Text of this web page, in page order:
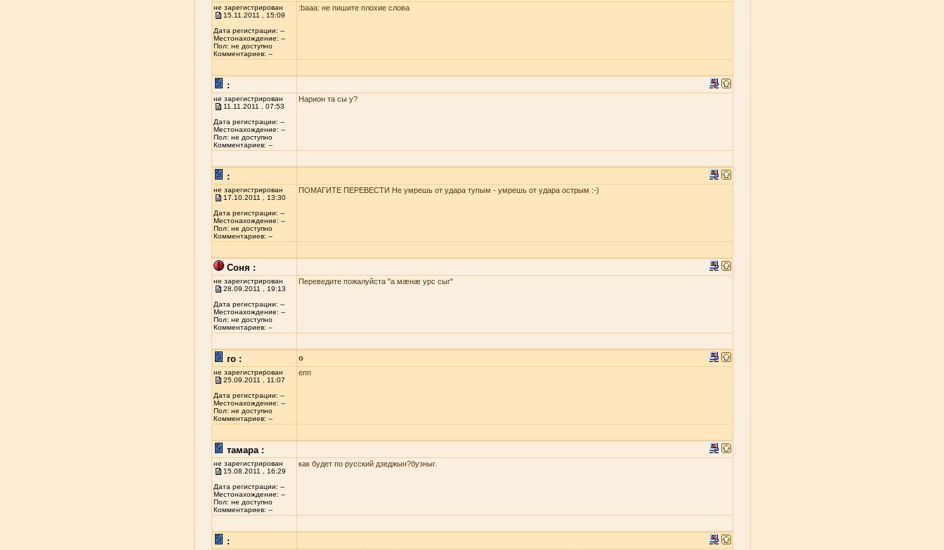
не зарегистрирован
15.11.2011 , 15:09
Дата регистрации: --
Местонахождение: --
Пол: не доступно
Комментариев: --
:baaa: не пишите плохие слова
:
не зарегистрирован
11.11.2011 , 07:53
Дата регистрации: --
Местонахождение: --
Пол: не доступно
Комментариев: --
Нарион та сы у?
:
не зарегистрирован
17.10.2011 , 13:30
Дата регистрации: --
Местонахождение: --
Пол: не доступно
Комментариев: --
ПОМАГИТЕ ПЕРЕВЕСТИ Не умрешь от удара тупым - умрешь от удара острым :-)
Соня :
не зарегистрирован
28.09.2011 , 19:13
Дата регистрации: --
Местонахождение: --
Пол: не доступно
Комментариев: --
Переведите пожалуйста "а мæнæ урс сыг"
го : о
не зарегистрирован
25.09.2011 , 11:07
Дата регистрации: --
Местонахождение: --
Пол: не доступно
Комментариев: --
епп
тамара :
не зарегистрирован
15.08.2011 , 16:29
Дата регистрации: --
Местонахождение: --
Пол: не доступно
Комментариев: --
как будет по русский дзеджын?бузныг.
: